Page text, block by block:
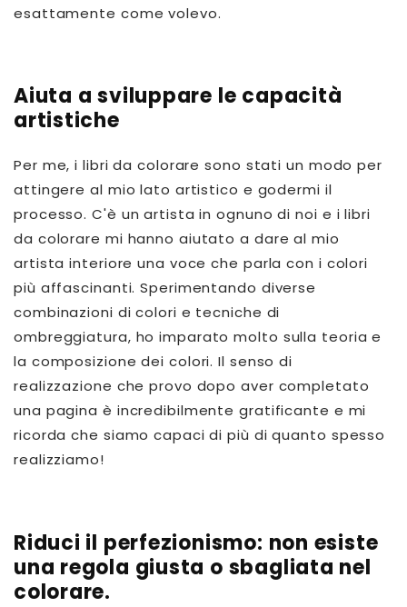
esattamente come volevo.
Aiuta a sviluppare le capacità
artistiche
Per me, i libri da colorare sono stati un modo per
attingere al mio lato artistico e godermi il
processo. C'è un artista in ognuno di noi e i libri
da colorare mi hanno aiutato a dare al mio
artista interiore una voce che parla con i colori
più affascinanti. Sperimentando diverse
combinazioni di colori e tecniche di
ombreggiatura, ho imparato molto sulla teoria e
la composizione dei colori. Il senso di
realizzazione che provo dopo aver completato
una pagina è incredibilmente gratificante e mi
ricorda che siamo capaci di più di quanto spesso
realizziamo!
Riduci il perfezionismo: non esiste
una regola giusta o sbagliata nel
colorare.